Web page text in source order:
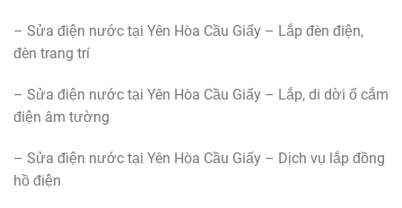
– Sửa điện nước tại Yên Hòa Cầu Giấy – Lắp đèn điện,
đèn trang trí
– Sửa điện nước tại Yên Hòa Cầu Giấy – Lắp, di dời ổ cắm
điện âm tường
– Sửa điện nước tại Yên Hòa Cầu Giấy – Dịch vụ lắp đồng
hồ điện